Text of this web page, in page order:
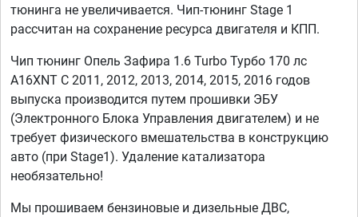
тюнинга не увеличивается. Чип-тюнинг Stage 1
рассчитан на сохранение ресурса двигателя и КПП.
Чип тюнинг Опель Зафира 1.6 Turbo Турбо 170 лс
A16XNT C 2011, 2012, 2013, 2014, 2015, 2016 годов
выпуска производится путем прошивки ЭБУ
(Электронного Блока Управления двигателем) и не
требует физического вмешательства в конструкцию
авто (при Stage1). Удаление катализатора
необязательно!
Мы прошиваем бензиновые и дизельные ДВС,